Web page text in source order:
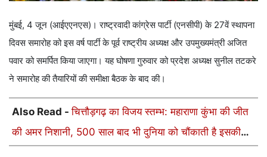
मुंबई, 4 जून (आईएएनएस)। राष्ट्रवादी कांग्रेस पार्टी (एनसीपी) के 27वें स्थापना
दिवस समारोह को इस वर्ष पार्टी के पूर्व राष्ट्रीय अध्यक्ष और उपमुख्यमंत्री अजित
पवार को समर्पित किया जाएगा। यह घोषणा गुरुवार को प्रदेश अध्यक्ष सुनील तटकरे
ने समारोह की तैयारियों की समीक्षा बैठक के बाद की।
Also Read -चित्तौड़गढ़ का विजय स्तम्भ: महाराणा कुंभा की जीत
की अमर निशानी, 500 साल बाद भी दुनिया को चौंकाती है इसकी